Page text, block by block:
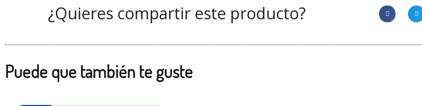
¿Quieres compartir este producto?
Puede que también te guste